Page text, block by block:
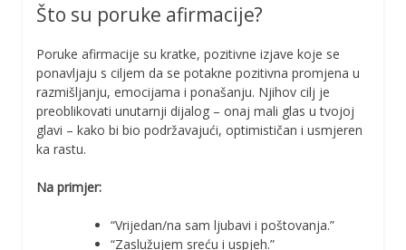
Što su poruke afirmacije?
Poruke afirmacije su kratke, pozitivne izjave koje se
ponavljaju s ciljem da se potakne pozitivna promjena u
razmišljanju, emocijama i ponašanju. Njihov cilj je
preoblikovati unutarnji dijalog – onaj mali glas u tvojoj
glavi – kako bi bio podržavajući, optimističan i usmjeren
ka rastu.
Na primjer:
“Vrijedan/na sam ljubavi i poštovanja.”
“Zaslužujem sreću i uspjeh.”